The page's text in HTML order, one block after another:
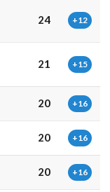
24 +12
21 +15
20 +16
20 +16
20 +16